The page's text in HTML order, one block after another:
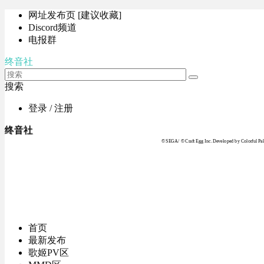
网址发布页 [建议收藏]
Discord频道
电报群
终音社
搜索
登录 / 注册
终音社
© SEGA / © Craft Egg Inc. Developed by Colorful
首页
最新发布
歌姬PV区